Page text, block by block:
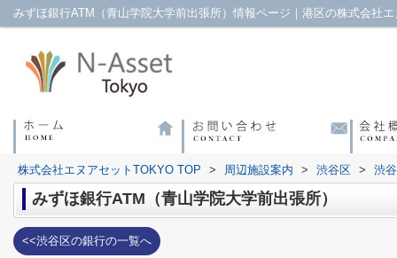
みずほ銀行ATM（青山学院大学前出張所）情報ページ｜港区の株式会社
株式会社エヌアセットTOKYO TOP > 周辺施設案内 > 渋谷区 > 渋
みずほ銀行ATM（青山学院大学前出張所）
<<渋谷区の銀行の一覧へ